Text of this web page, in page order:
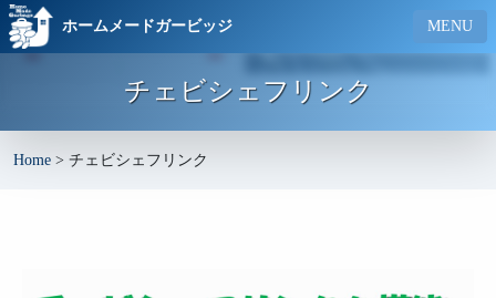
ホームメードガービッジ MENU
チェビシェフリンク
Home > チェビシェフリンク